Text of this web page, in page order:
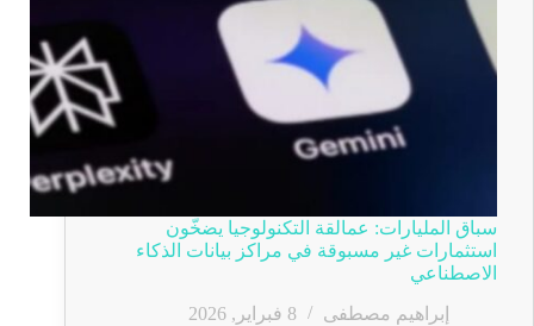
سباق المليارات: عمالقة التكنولوجيا يضخّون
استثمارات غير مسبوقة في مراكز بيانات الذكاء
الاصطناعي
إبراهيم مصطفى
8 فبراير, 2026